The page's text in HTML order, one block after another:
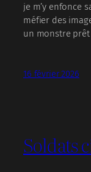
je m’y enfonce
méfier des
un monstre prêt
16 février 2026
Soldats